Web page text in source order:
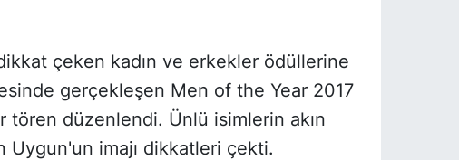
çeken kadın ve erkekler ödüllerine
gerçekleşen Men of the Year 2017
tören düzenlendi. Ünlü isimlerin akın
imajı dikkatleri çekti.